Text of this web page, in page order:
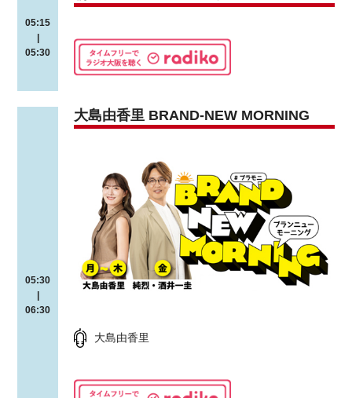
05:15
|
05:30
05:30
06:30
大島由香里 BRAND-NEW MORNING
大島由香里